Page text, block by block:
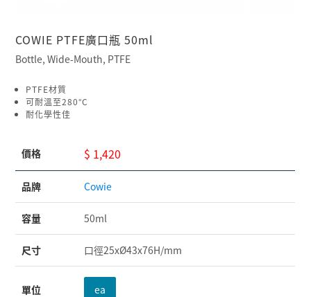
COWIE PTFE廣口瓶 50ml
Bottle, Wide-Mouth, PTFE
PTFE材質
可耐溫至280°C
耐化學性佳
價格 $ 1,420
品牌 Cowie
容量 50ml
尺寸 口徑25xØ43x76H/mm
單位 ea